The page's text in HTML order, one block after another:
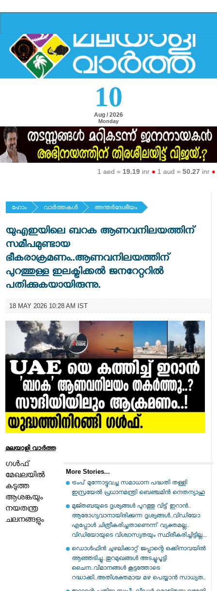
10
Aug / 2026
Monday
1 aed =19.19inr●1 aud =50.27inr●1
ഹോം വാര്‍ത്തകള്‍ അന്തര്‍ദേശീയം
യുഎഇയിലെ ബറക ആണവനിലയത്തിന്
സമീപമുണ്ടായ
ഭീകരാക്രമണം..ആണവനിലയത്തിന്
പുറത്തുള്ള ഇലക്ട്രിക്കല്‍ ജനറേറ്ററില്‍
പതിക്കുകയായിരുന്നു.
18 MAY 2026 10:28 AM IST
മലയാളി വാര്‍ത്ത
More Stories...
ട്രംപ് മുന്നോട്ടുവച്ച സമാധാന പദ്ധതി തള്ളി
ഇസ്രയേല്‍ പ്രധാനമന്ത്രി ബെഞ്ചമിന്‍ നെതന്യാഹു
മുജ്തബയുടെ ദൃശ്യങ്ങൾ പുറത്തു വിട്ട് ഇറാൻ..
ആരോഗ്യവാനായിരിക്കുന്ന ദൃശ്യങ്ങൾ..വിഡിയോ
എപ്പോൾ ചിത്രീകരിച്ചതാണെന്ന് വ്യക്തമല്ല..
വിഡിയോയുടെ വിശ്വാസ്യതയും സ്ഥിരീകരിച്ചിട്ടില്ല...
ഡൊൾഫിൻ ചുഴലിക്കാറ്റ് ജപ്പാന്റെ ഒക്കിനാവയിൽ
ആഞ്ഞടിച്ചു..തുറമുഖങ്ങൾ അടച്ചുപൂട്ടി
ചൈന..വിമാനങ്ങൾ കൂട്ടത്തോടെ
റദ്ധാക്കി..അതിശക്തമായ മഴ പെയ്യാൻ സാധ്യത..
ഗൾഫ്
മേഖലയിൽ
കടുത്ത
ആശങ്കയും
നയതന്ത്ര
ചലനങ്ങളും